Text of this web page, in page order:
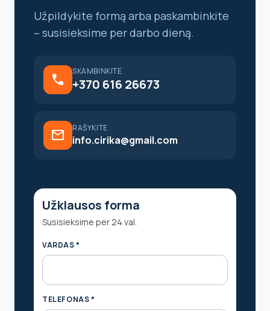
Užpildykite formą arba paskambinkite
– susisieksime per darbo dieną.
call
SKAMBINKITE
+370 616 26673
mail RAŠYKITE
info.cirika@gmail.com
Užklausos forma
Susisieksime per 24 val.
VARDAS *
TELEFONAS *